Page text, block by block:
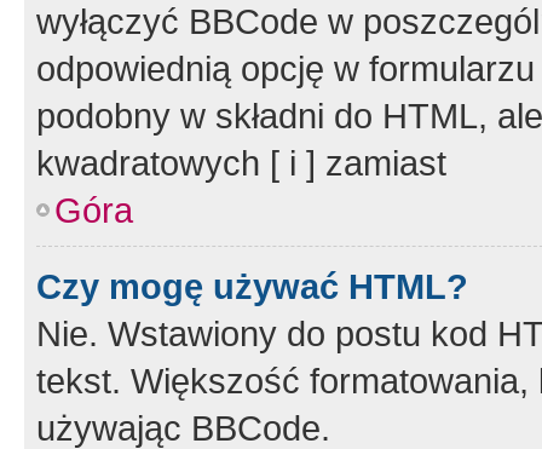
wyłączyć BBCode w
odpowiednią opcję w
podobny w składni do HTML,
kwadratowych [ i ] zamiast
Góra
Czy mogę używać HTML?
Nie. Wstawiony do postu kod
tekst. Większość
używając BBCode.